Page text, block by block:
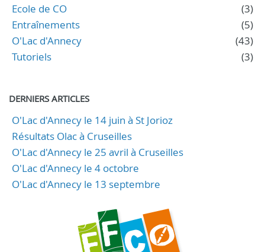
Ecole de CO
(3)
Entraînements
(5)
O'Lac d'Annecy
(43)
Tutoriels
(3)
DERNIERS ARTICLES
O'Lac d'Annecy le 14 juin à St Jorioz
Résultats Olac à Cruseilles
O'Lac d'Annecy le 25 avril à Cruseilles
O'Lac d'Annecy le 4 octobre
O'Lac d'Annecy le 13 septembre